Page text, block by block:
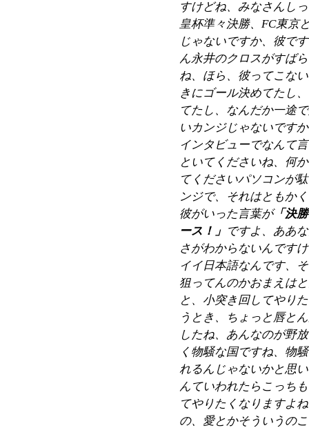
すけどね、みなさんし
皇杯準々決勝、FC東京
じゃないですか、彼で
ん永井のクロスがすば
ね、ほら、彼ってこな
きにゴール決めてたし
てたし、なんだか一途
いカンジじゃないです
インタビューでなんて
といてくださいね、何
てくださいパソコンが
ンジで、それはともか
彼がいった言葉が「決
ース！」 ですよ、ああ
さがわからないんです
イイ日本語なんです、
狙ってんのかおまえは
と、小突き回してやり
うとき、ちょっと唇と
したね、あんなのが野
く物騒な国ですね、物
れるんじゃないかと思
んていわれたらこっち
てやりたくなりますよ
の、愛とかそういうの